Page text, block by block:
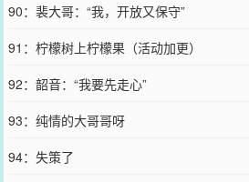
90：裴大哥：“我，开放又保守”
91：柠檬树上柠檬果（活动加更）
92：韶音：“我要先走心”
93：纯情的大哥哥呀
94：失策了